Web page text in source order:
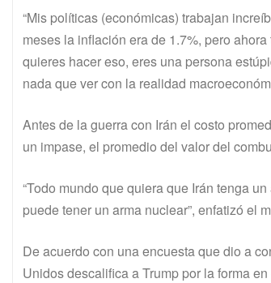
“Mis políticas (económicas) trabajan
meses la inflación era de 1.7%, pero
quieres hacer eso, eres una persona
nada que ver con la realidad
Antes de la guerra con Irán el costo
un impase, el promedio del valor del
“Todo mundo que quiera que Irán tenga
puede tener un arma nuclear”, enfatizó el
De acuerdo con una encuesta que dio a
Unidos descalifica a Trump por la forma